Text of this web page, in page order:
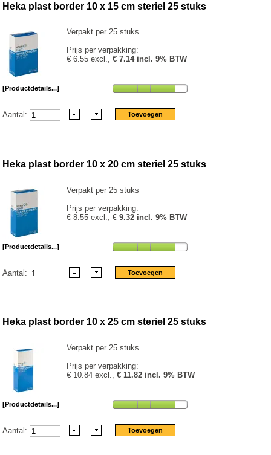
Heka plast border 10 x 15 cm steriel 25 stuks
Verpakt per 25 stuks
Prijs per verpakking:
€ 6.55 excl.,€ 7.14 incl. 9% BTW
[Productdetails...]
Aantal:
Heka plast border 10 x 20 cm steriel 25 stuks
Verpakt per 25 stuks
Prijs per verpakking:
€ 8.55 excl.,€ 9.32 incl. 9% BTW
[Productdetails...]
Aantal:
Heka plast border 10 x 25 cm steriel 25 stuks
Verpakt per 25 stuks
Prijs per verpakking:
€ 10.84 excl.,€ 11.82 incl. 9% BTW
[Productdetails...]
Aantal: